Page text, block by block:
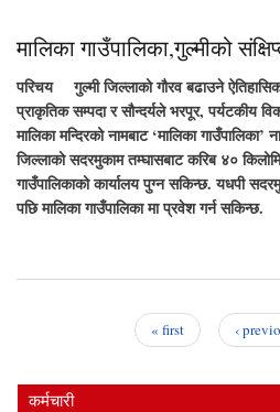
मालिका गाउँपालिका,गुल्मीको
परिचय गुल्मी जिल्लाको गौरव बढाउने
प्राकृतिक सम्पदा र सौन्दर्यले भरपूर, पर्यटकीय
मालिका मन्दिरको नामबाट ‘मालिका गाउँपालिका’
जिल्लाको सदरमुकाम तम्घासबाट करिब ४०
गाउँपालिकाको कार्यालय पुग्न सकिन्छ. यधपी
पछि मालिका गाउँपालिका मा प्रवेश गर्न सकिन्छ.
« first ‹
कर्मचारी